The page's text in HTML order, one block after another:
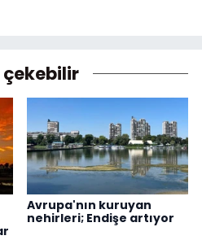
Avrupa'nın kuruyan
nehirleri; Endişe artıyor